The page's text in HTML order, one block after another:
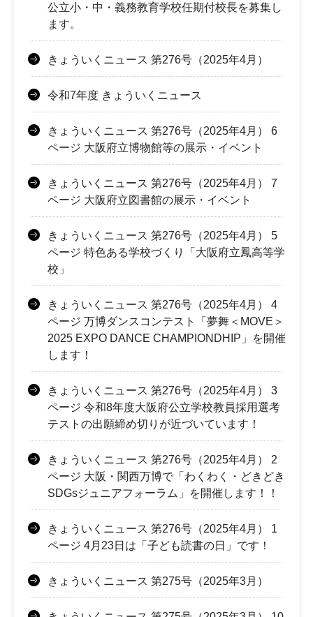
公立小・中・義務教育学校任期付校長を募集し
ます。
きょういくニュース 第276号（2025年4月）
令和7年度 きょういくニュース
きょういくニュース 第276号（2025年4月） 6
ページ 大阪府立博物館等の展示・イベント
きょういくニュース 第276号（2025年4月） 7
ページ 大阪府立図書館の展示・イベント
きょういくニュース 第276号（2025年4月） 5
ページ 特色ある学校づくり「大阪府立鳳高等学
校」
きょういくニュース 第276号（2025年4月） 4
ページ 万博ダンスコンテスト「夢舞＜MOVE＞
2025 EXPO DANCE CHAMPIONDHIP」を開催
します！
きょういくニュース 第276号（2025年4月） 3
ページ 令和8年度大阪府公立学校教員採用選考
テストの出願締め切りが近づいています！
きょういくニュース 第276号（2025年4月） 2
ページ 大阪・関西万博で「わくわく・どきどき
SDGsジュニアフォーラム」を開催します！！
きょういくニュース 第276号（2025年4月） 1
ページ 4月23日は「子ども読書の日」です！
きょういくニュース 第275号（2025年3月）